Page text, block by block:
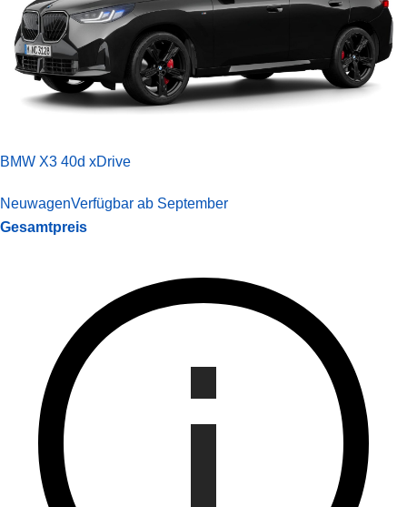
BMW X3 40d xDrive
NeuwagenVerfügbar ab September
Gesamtpreis